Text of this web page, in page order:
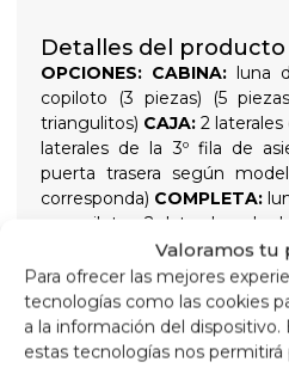
Valoramos tu
Para ofrecer las mejores
tecnologías como las cookies
a la información del
estas tecnologías nos
Detalles del producto
OPCIONES: CABINA:luna
copiloto (3 piezas) (5
triangulitos) CAJA: 2 laterales
laterales de la 3º fila de
puerta trasera según
corresponda) COMPLETA:
y copiloto, 2 laterales de
laterales de la 3º fila de
puerta trasera según
corresponda) en caso de
11AISLANTES
térmico y oscurecedor de